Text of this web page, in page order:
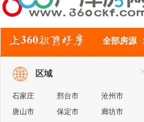
全部房源
区域
石家庄 邢台市
沧州市
唐山市
保定市
廊坊市